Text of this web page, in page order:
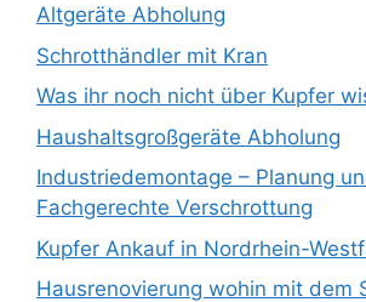
Altgeräte Abholung
Schrotthändler mit Kran
Was ihr noch nicht über Kupfer
Haushaltsgroßgeräte Abholung
Industriedemontage – Planung
Fachgerechte Verschrottung
Kupfer Ankauf in Nordrhein-
Hausrenovierung wohin mit dem